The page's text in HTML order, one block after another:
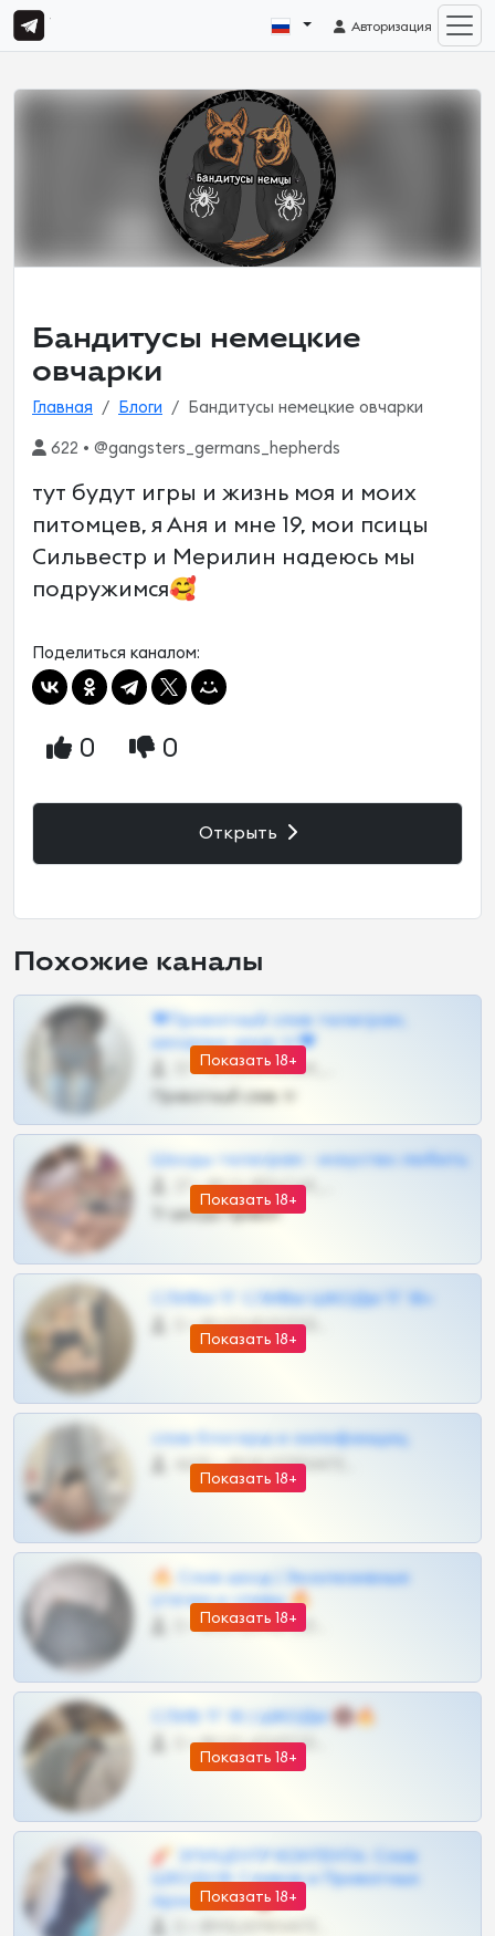
Авторизация
Бандитусы немецкие
овчарки
Главная Блоги Бандитусы немецкие овчарки
622 • @gangsters_germans_hepherds
тут будут игры и жизнь моя и моих
питомцев, я Аня и мне 19, мои псицы
Сильвестр и Мерилин надеюсь мы
подружимся🥰
Поделиться каналом:
0 0
Открыть
Похожие каналы
Показать 18+
❤Приватный слив телеграм,
шкодных шкур тг❤
57 •
Приватный слив тг
Показать 18+
Шкоды телеграм - искуство любить
27 •
Тг шкоды приват
Показать 18+
СЛИВЫ ТГ СЛИВЫ ШКОДЫ ТГ 18+
0 •
Показать 18+
слив блогерш и онлифанщиц
4675 •
Показать 18+
🔥 Слив шкод | Эксклюзивные
утечки и сливы 🔥
0 •
Показать 18+
СЛИВ ТГ 18 | ШКОДЫ 🔞🔥
0 •
Показать 18+
🧨 ЭПИЦЕНТР КОНТЕНТА: Слив
ШКОДОВ Сливов и Приватных
Архивов ТГ 🔞💎